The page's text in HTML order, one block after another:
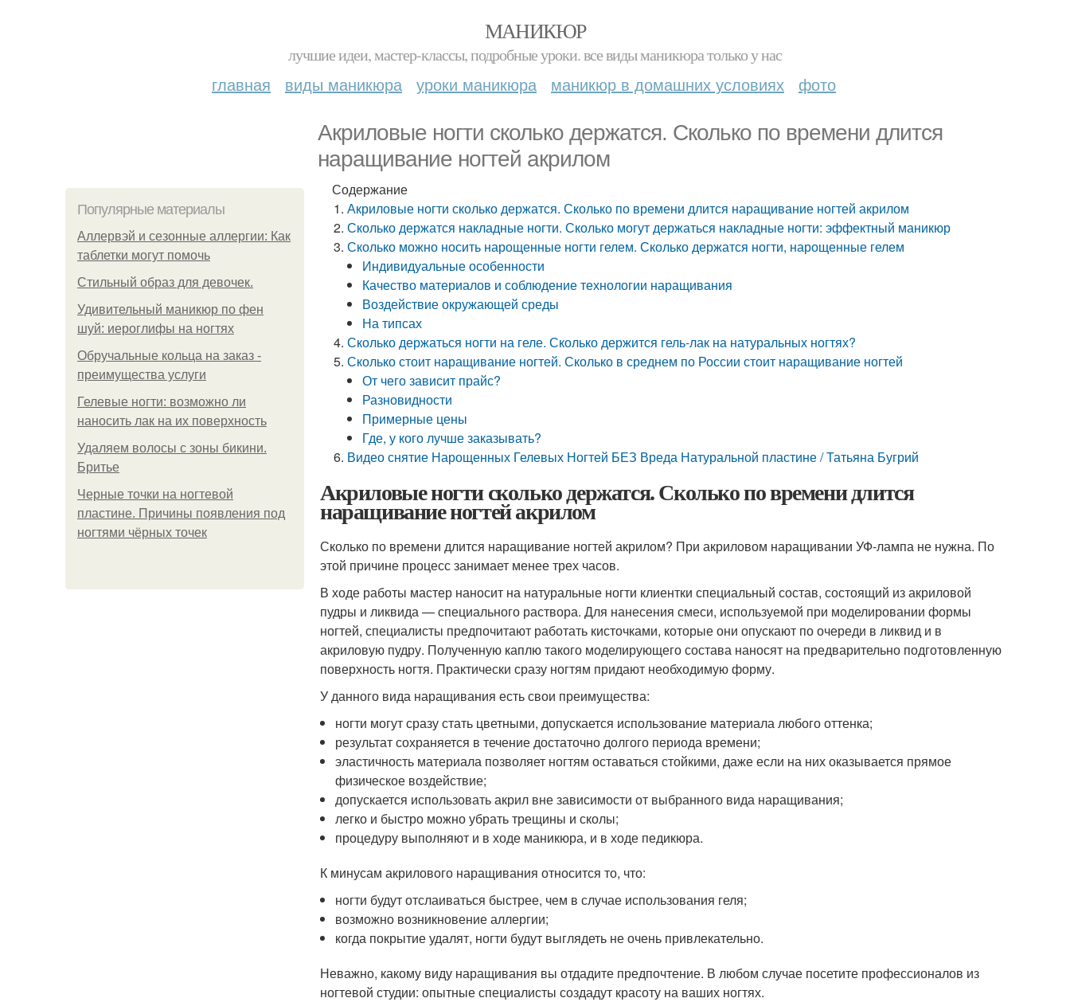
МАНИКЮР
лучшие идеи, мастер-классы, подробные уроки. все виды маникюра только у нас
главная виды маникюра уроки маникюра маникюр в домашних условиях фото
Акриловые ногти сколько держатся. Сколько по времени длится
наращивание ногтей акрилом
Популярные материалы
Аллервэй и сезонные аллергии: Как
таблетки могут помочь
Стильный образ для девочек.
Удивительный маникюр по фен
шуй: иероглифы на ногтях
Обручальные кольца на заказ -
преимущества услуги
Гелевые ногти: возможно ли
наносить лак на их поверхность
Удаляем волосы с зоны бикини.
Бритье
Черные точки на ногтевой
пластине. Причины появления под
ногтями чёрных точек
Содержание
Акриловые ногти сколько держатся. Сколько по времени длится наращивание ногтей акрилом
Сколько держатся накладные ногти. Сколько могут держаться накладные ногти: эффектный маникюр
Сколько можно носить нарощенные ногти гелем. Сколько держатся ногти, нарощенные гелем
Индивидуальные особенности
Качество материалов и соблюдение технологии наращивания
Воздействие окружающей среды
На типсах
Сколько держаться ногти на геле. Сколько держится гель-лак на натуральных ногтях?
Сколько стоит наращивание ногтей. Сколько в среднем по России стоит наращивание ногтей
От чего зависит прайс?
Разновидности
Примерные цены
Где, у кого лучше заказывать?
Видео снятие Нарощенных Гелевых Ногтей БЕЗ Вреда Натуральной пластине / Татьяна Бугрий
Акриловые ногти сколько держатся. Сколько по времени длится
наращивание ногтей акрилом
Сколько по времени длится наращивание ногтей акрилом? При акриловом наращивании УФ-лампа не нужна. По
этой причине процесс занимает менее трех часов.
В ходе работы мастер наносит на натуральные ногти клиентки специальный состав, состоящий из акриловой
пудры и ликвида — специального раствора. Для нанесения смеси, используемой при моделировании формы
ногтей, специалисты предпочитают работать кисточками, которые они опускают по очереди в ликвид и в
акриловую пудру. Полученную каплю такого моделирующего состава наносят на предварительно подготовленную
поверхность ногтя. Практически сразу ногтям придают необходимую форму.
У данного вида наращивания есть свои преимущества:
ногти могут сразу стать цветными, допускается использование материала любого оттенка;
результат сохраняется в течение достаточно долгого периода времени;
эластичность материала позволяет ногтям оставаться стойкими, даже если на них оказывается прямое
физическое воздействие;
допускается использовать акрил вне зависимости от выбранного вида наращивания;
легко и быстро можно убрать трещины и сколы;
процедуру выполняют и в ходе маникюра, и в ходе педикюра.
К минусам акрилового наращивания относится то, что:
ногти будут отслаиваться быстрее, чем в случае использования геля;
возможно возникновение аллергии;
когда покрытие удалят, ногти будут выглядеть не очень привлекательно.
Неважно, какому виду наращивания вы отдадите предпочтение. В любом случае посетите профессионалов из
ногтевой студии: опытные специалисты создадут красоту на ваших ногтях.